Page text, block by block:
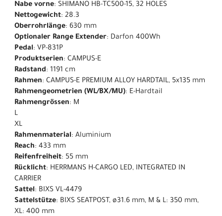
Nabe vorne: SHIMANO HB-TC500-15, 32 HOLES
Nettogewicht: 28.3
Oberrohrlänge: 630 mm
Optionaler Range Extender: Darfon 400Wh
Pedal: VP-831P
Produktserien: CAMPUS-E
Radstand: 1191 cm
Rahmen: CAMPUS-E PREMIUM ALLOY HARDTAIL, 5x135 mm
Rahmengeometrien (WL/BX/MU): E-Hardtail
Rahmengrössen: M
L
XL
Rahmenmaterial: Aluminium
Reach: 433 mm
Reifenfreiheit: 55 mm
Rücklicht: HERRMANS H-CARGO LED, INTEGRATED IN
CARRIER
Sattel: BIXS VL-4479
Sattelstütze: BIXS SEATPOST, ø31.6 mm, M & L: 350 mm,
XL: 400 mm